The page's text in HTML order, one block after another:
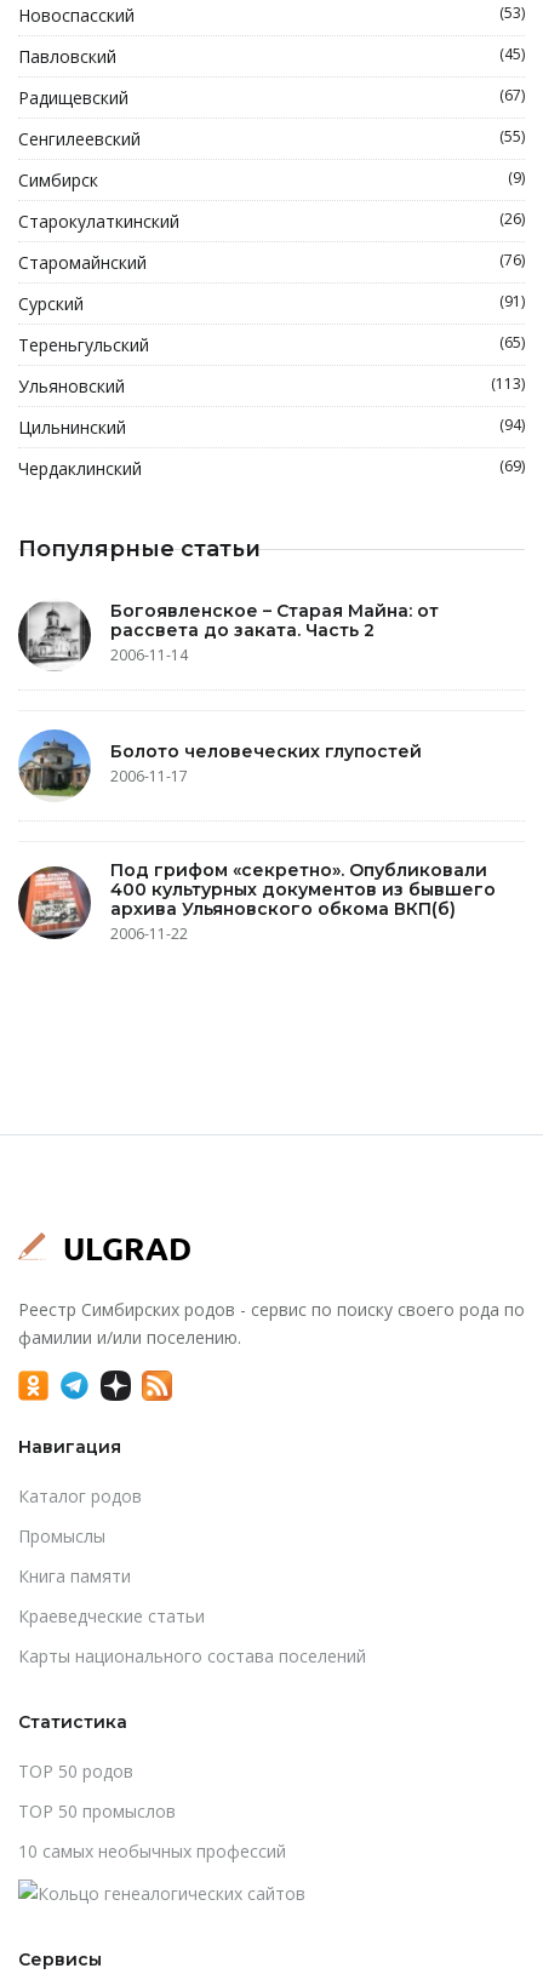
Новоспасский (53)
Павловский (45)
Радищевский (67)
Сенгилеевский (55)
Симбирск (9)
Старокулаткинский (26)
Старомайнский (76)
Сурский (91)
Тереньгульский (65)
Ульяновский (113)
Цильнинский (94)
Чердаклинский (69)
Популярные статьи
Богоявленское – Старая Майна: от
рассвета до заката. Часть 2
2006-11-14
Болото человеческих глупостей
2006-11-17
Под грифом «секретно». Опубликовали
400 культурных документов из бывшего
архива Ульяновского обкома ВКП(б)
2006-11-22
Реестр Симбирских родов - сервис по поиску своего рода по
фамилии и/или поселению.
Навигация
Каталог родов
Промыслы
Книга памяти
Краеведческие статьи
Карты национального состава поселений
Статистика
TOP 50 родов
TOP 50 промыслов
10 самых необычных профессий
Сервисы